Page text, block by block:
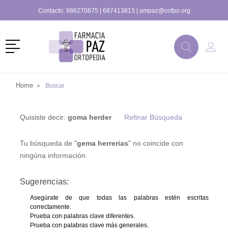
Contacto: 986270875 | 687413813 | ampaz@cofpo.org
Menú
BuscarMi
Home Buscar
Quisiste decir: goma herder Refinar Búsqueda
Tu búsqueda de "gema herrerias" no coincide con
ningúna información.
Sugerencias:
Asegúrate de que todas las palabras estén escritas
correctamente.
Prueba con palabras clave diferentes.
Prueba con palabras clave más generales.